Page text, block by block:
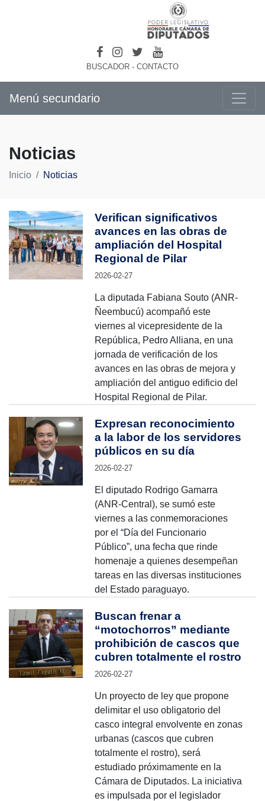
BUSCADOR - CONTACTO
Menú secundario
Noticias
Inicio Noticias
Verifican significativos
avances en las obras de
ampliación del Hospital
Regional de Pilar
2026-02-27
La diputada Fabiana Souto (ANR-
Ñeembucú) acompañó este
viernes al vicepresidente de la
República, Pedro Alliana, en una
jornada de verificación de los
avances en las obras de mejora y
ampliación del antiguo edificio del
Hospital Regional de Pilar.
Expresan reconocimiento
a la labor de los servidores
públicos en su día
2026-02-27
El diputado Rodrigo Gamarra
(ANR-Central), se sumó este
viernes a las conmemoraciones
por el “Día del Funcionario
Público”, una fecha que rinde
homenaje a quienes desempeñan
tareas en las diversas instituciones
del Estado paraguayo.
Buscan frenar a
“motochorros” mediante
prohibición de cascos que
cubren totalmente el rostro
2026-02-27
Un proyecto de ley que propone
delimitar el uso obligatorio del
casco integral envolvente en zonas
urbanas (cascos que cubren
totalmente el rostro), será
estudiado próximamente en la
Cámara de Diputados. La iniciativa
es impulsada por el legislador